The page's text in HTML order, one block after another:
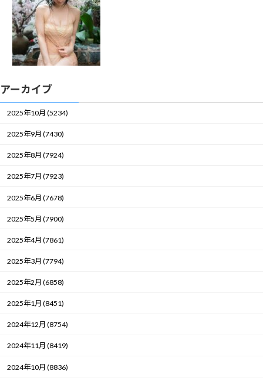
アーカイブ
2025年10月 (5234)
2025年9月 (7430)
2025年8月 (7924)
2025年7月 (7923)
2025年6月 (7678)
2025年5月 (7900)
2025年4月 (7861)
2025年3月 (7794)
2025年2月 (6858)
2025年1月 (8451)
2024年12月 (8754)
2024年11月 (8419)
2024年10月 (8836)